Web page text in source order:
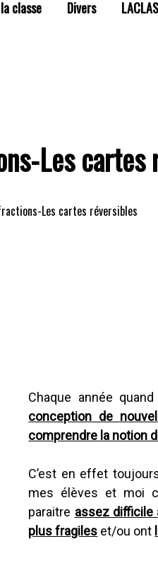
classe Divers
Les cartes
Les cartes réversibles
Chaque année
conception de
comprendre la notion
C’est en effet
mes élèves et moi
paraitre assez difficile
plus fragiles et/ou ont